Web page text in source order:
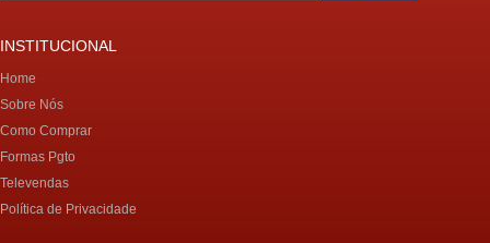
INSTITUCIONAL
Home
Sobre Nós
Como Comprar
Formas Pgto
Televendas
Política de Privacidade